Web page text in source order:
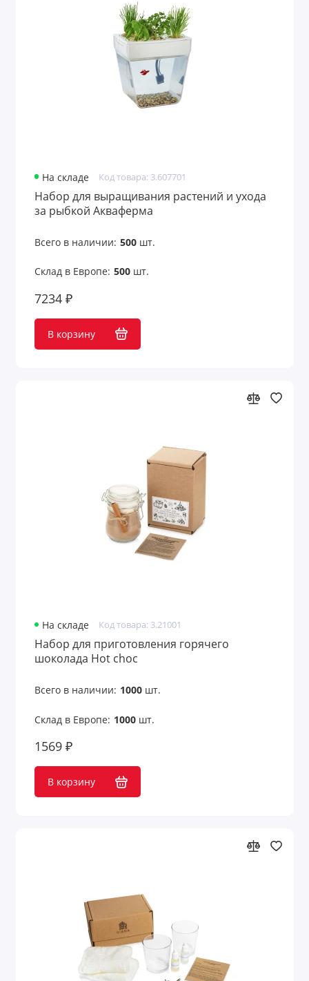
На складе Код товара: 3.607701
Набор для выращивания растений и ухода
за рыбкой Акваферма
Всего в наличии: 500шт.
Склад в Европе: 500шт.
7234 ₽
В корзину
На складе Код товара: 3.21001
Набор для приготовления горячего
шоколада Hot choc
Всего в наличии: 1000шт.
Склад в Европе: 1000шт.
1569 ₽
В корзину